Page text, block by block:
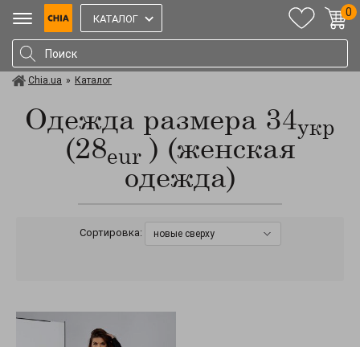
КАТАЛОГ
0
Chia.ua » Каталог
Одежда размера 34укр
(28eur) (женская
одежда)
Сортировка: новые сверху